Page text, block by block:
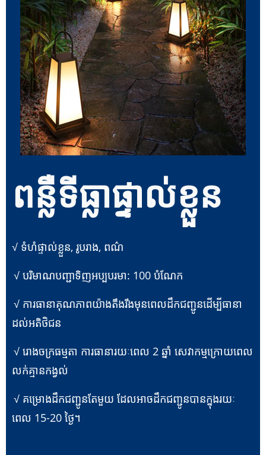
ពន្លឺទីធ្លាផ្ទាល់ខ្លួន
√ ទំហំផ្ទាល់ខ្លួន, រូបរាង, ពណ៌
√ បរិមាណបញ្ជាទិញអប្បបរមា: 100 បំណែក
√ ការធានាគុណភាពយ៉ាងតឹងរឹងមុនពេលដឹកជញ្ជូនដើម្បីធានា
ដល់អតិថិជន
√ រោងចក្រធម្មតា ការធានារយៈពេល 2 ឆ្នាំ សេវាកម្មក្រោយពេល
លក់គ្មានកង្វល់
√ គម្រោងដឹកជញ្ជូនតែមួយ ដែលអាចដឹកជញ្ជូនបានក្នុងរយៈ
ពេល 15-20 ថ្ងៃ។